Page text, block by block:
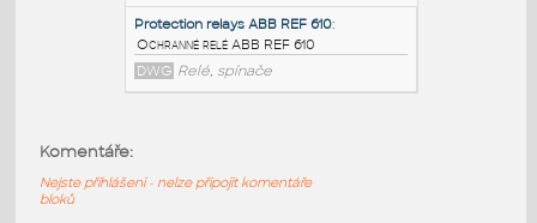
KTRlacznik:
Elastická spojka - polymer
IPT Pohybové součásti
Elastická spojka
Komentáře:
Nejste přihlášeni - nelze připojit komentáře
bloků